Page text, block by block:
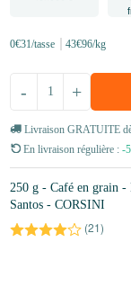
0€31/tasse 43€96/kg
+
-
Livraison GRATUITE
En livraison régulière : -
250 g - Café en grain -
Santos - CORSINI
(21)